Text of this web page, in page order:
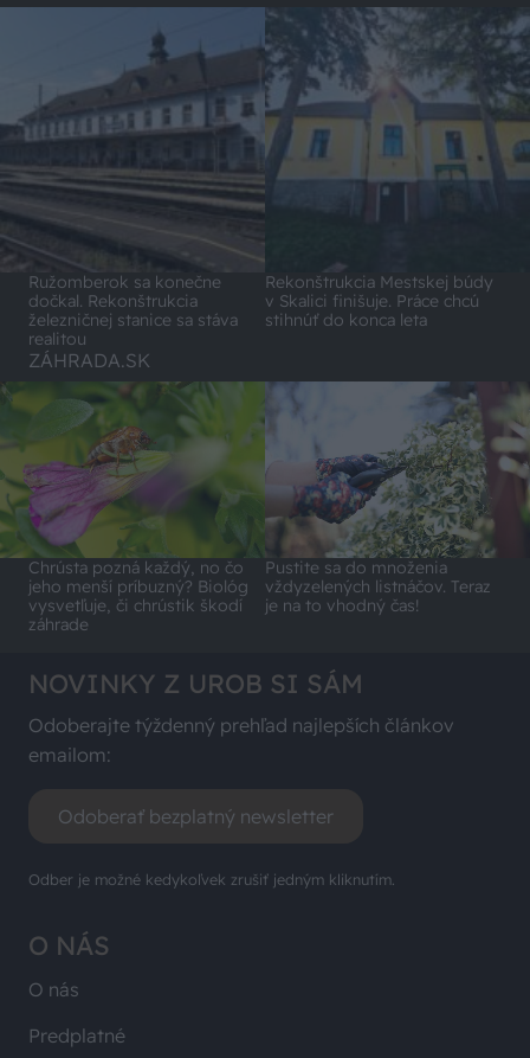
Ružomberok sa konečne
dočkal. Rekonštrukcia
železničnej stanice sa stáva
realitou
Rekonštrukcia Mestskej búdy
v Skalici finišuje. Práce chcú
stihnúť do konca leta
ZÁHRADA.SK
Chrústa pozná každý, no čo
jeho menší príbuzný? Biológ
vysvetľuje, či chrústik škodí
záhrade
Pustite sa do množenia
vždyzelených listnáčov. Teraz
je na to vhodný čas!
O NÁS
O nás
Predplatné
NOVINKY Z UROB SI SÁM
Odoberajte týždenný prehľad najlepších článkov
emailom:
Odoberať bezplatný newsletter
Odber je možné kedykoľvek zrušiť jedným kliknutím.